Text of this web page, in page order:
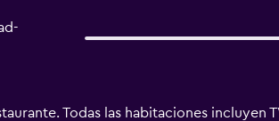
Todas las habitaciones incluyen